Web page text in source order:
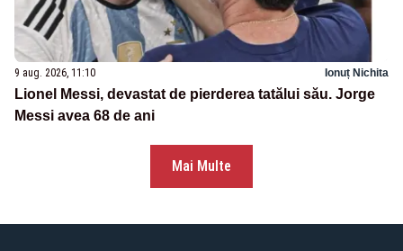
9 aug. 2026, 11:10 Ionuț Nichita
Lionel Messi, devastat de pierderea tatălui său. Jorge
Messi avea 68 de ani
Mai Multe